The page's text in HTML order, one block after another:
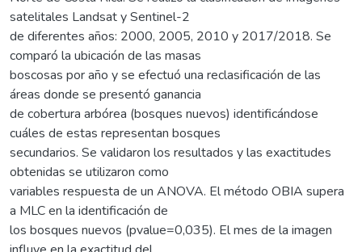
satelitales Landsat y Sentinel-2
de diferentes años: 2000, 2005, 2010 y 2017/2018. Se
comparó la ubicación de las masas
boscosas por año y se efectuó una reclasificación de las
áreas donde se presentó ganancia
de cobertura arbórea (bosques nuevos) identificándose
cuáles de estas representan bosques
secundarios. Se validaron los resultados y las exactitudes
obtenidas se utilizaron como
variables respuesta de un ANOVA. El método OBIA supera
a MLC en la identificación de
los bosques nuevos (pvalue=0,035). El mes de la imagen